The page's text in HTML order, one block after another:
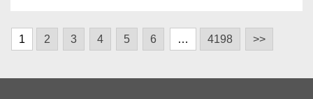
1 2 3 4 5 6 … 4198 >>